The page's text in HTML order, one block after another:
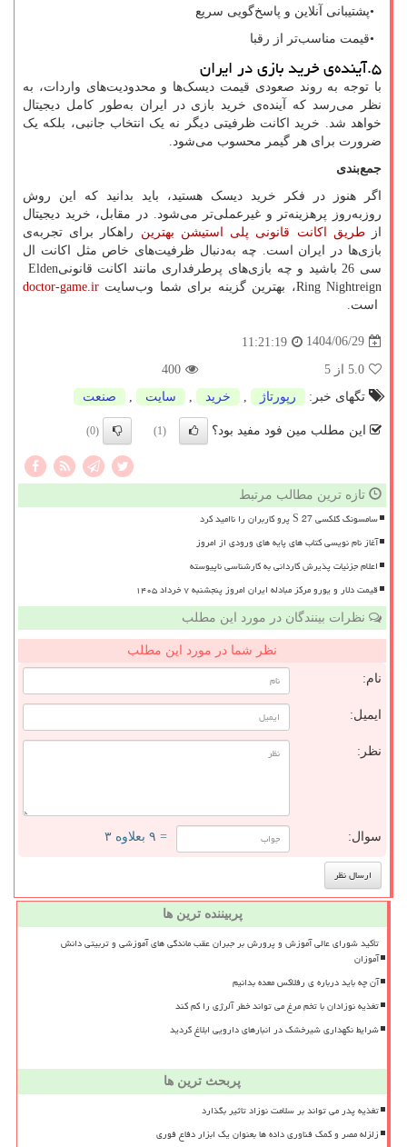
•پشتیبانی آنلاین و پاسخ‌گویی سریع
•قیمت مناسب‌تر از رقبا
۵.آینده‌ی خرید بازی در ایران
با توجه به روند صعودی قیمت دیسک‌ها و محدودیت‌های واردات، به
نظر می‌رسد که آینده‌ی خرید بازی در ایران به‌طور کامل دیجیتال
خواهد شد. خرید اکانت ظرفیتی دیگر نه یک انتخاب جانبی، بلکه یک
ضرورت برای هر گیمر محسوب می‌شود.
جمع‌بندی
اگر هنوز در فکر خرید دیسک هستید، باید بدانید که این روش
روزبه‌روز پرهزینه‌تر و غیرعملی‌تر می‌شود. در مقابل، خرید دیجیتال
ازطریق اکانت قانونی پلی استیشن بهترین راهکار برای تجربه‌ی
بازی‌ها در ایران است. چه به‌دنبال ظرفیت‌های خاص مثل اکانت ال
سی 26 باشید و چه بازی‌های پرطرفداری مانند اکانت قانونی
Elden
Ring Nightreign، بهترین گزینه برای شما وب‌سایت doctor-game.ir
است.
1404/06/29
11:21:19
5.0 از 5
400
تگهای خبر:
رپورتاژ خرید سایت صنعت
این مطلب مین فود مفید بود؟ (1)
(0)
تازه ترین مطالب مرتبط
سامسونگ گلکسی S 27 پرو کاربران را ناامید کرد
آغاز نام نویسی کتاب های پایه های ورودی از امروز
اعلام جزئیات پذیرش کاردانی به کارشناسی ناپیوسته
قیمت دلار و یورو مرکز مبادله ایران امروز پنجشنبه ۷ خرداد ۱۴۰۵
نظرات بینندگان در مورد این مطلب
نظر شما در مورد این مطلب
نام:
ایمیل:
نظر:
سوال: = ۹ بعلاوه ۳
پربیننده ترین ها
تأکید شورای عالی آموزش و پرورش بر جبران عقب ماندگی های آموزشی و تربیتی دانش
آموزان
آن چه باید درباره ی رفلاکس معده بدانیم
تغذیه نوزادان با تخم مرغ می تواند خطر آلرژی را کم کند
شرایط نگهداری شیرخشک در انبارهای دارویی ابلاغ گردید
پربحث ترین ها
تغذیه پدر می تواند بر سلامت نوزاد تاثیر بگذارد
زلزله مصر و کمک فناوری داده ها بعنوان یک ابزار دفاع فوری